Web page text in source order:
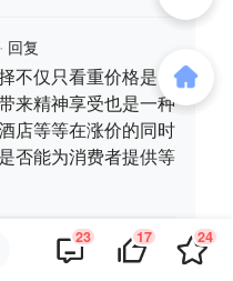
· 回复
不仅只看重价格是否
来精神享受也是一种
店等等在涨价的同时
否能为消费者提供等
23 17 24